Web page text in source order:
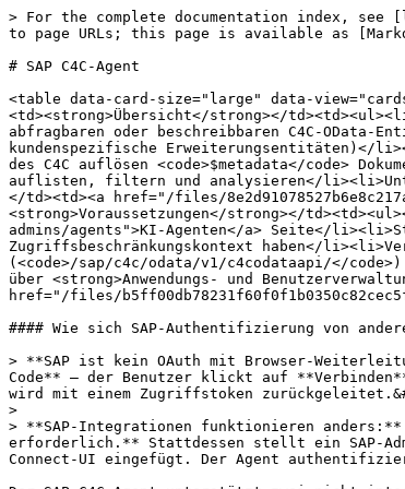
> For the complete documentation index, see [llms.txt](https://docs.blockbrain.ai/llms.txt). Markdown versions of documentation pages are available by appending `.md` to page URLs; this page is available as [Markdown](https://docs.blockbrain.ai/de/fur-administratoren/agenten/sap-c4c-agent.md).

# SAP C4C-Agent

<table data-card-size="large" data-view="cards"><thead><tr><th></th><th></th><th data-hidden data-card-cover data-type="image">Titelbild</th></tr></thead><tbody><tr><td><strong>Übersicht</strong></td><td><ul><li>SAP-C4C-Entitäten, Datensätze und Felder über Blockbrain suchen und durchsuchen</li><li>Datensätze in beliebigen abfragbaren oder beschreibbaren C4C-OData-Entitäten erstellen und aktualisieren (Konten, Kontakte, Leads, Opportunities, Aktivitäten, Serviceanfragen/-tickets und kundenspezifische Erweiterungsentitäten)</li><li>Standard- und benutzerdefinierte OData-Sammlungsnamen automatisch aus Beschreibungen in natürlicher Sprache mithilfe des C4C auflösen <code>$metadata</code> Dokument</li><li>CRM- und Servicedatensätze nach Status, Verantwortlichem, Datum, Konto oder einem beliebigen verfügbaren Feld auflisten, filtern und analysieren</li><li>Unterstützung sowohl für standardmäßige SAP-C4C-Entitäten als auch für kundenerweiterte (KUT / SDK) Entitäten</li></ul></td><td><a href="/files/8e2d91078527b6e8c217ab72731c4498aed2fe68">/files/8e2d91078527b6e8c217ab72731c4498aed2fe68</a></td></tr><tr><td><strong>Voraussetzungen</strong></td><td><ul><li>Schließen Sie die allgemeinen Einrichtungsschritte von der Haupt- <a href="https://docs.en.theblockbrain.ai/for-admins/agents">KI-Agenten</a> Seite</li><li>Stellen Sie sicher, dass Benutzer aktive SAP-C4C-Konten mit der relevanten Geschäftsrolle und dem Zugriffsbeschränkungskontext haben</li><li>Vergewissern Sie sich, dass Ihr C4C-Tenant den standardmäßigen OData-Endpunkt bereitstellt (<code>/sap/c4c/odata/v1/c4codataapi/</code>) und dass OAuth 2.0 aktiviert ist</li><li>Ein C4C-Administrator mit Berechtigung zur Registrierung von OAuth-2.0-Clients über <strong>Anwendungs- und Benutzerverwaltung</strong> → <strong>OAuth-2.0-Clientregistrierung</strong></li></ul></td><td><a href="/files/b5ff00db78231f60f0f1b0350c82cec5fdf80032">/files/b5ff00db78231f60f0f1b0350c82cec5fdf80032</a></td></tr></tbody></table>

#### Wie sich SAP-Authentifizierung von anderen Agenten unterscheidet

> **SAP ist kein